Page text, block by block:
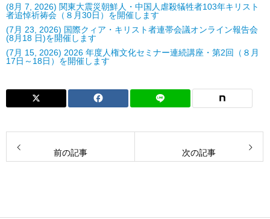
(8月 7, 2026) 関東大震災朝鮮人・中国人虐殺犠牲者103年キリスト
者追悼祈祷会（８月30日）を開催します
(7月 23, 2026) 国際クィア・キリスト者連帯会議オンライン報告会
(8月18 日)を開催します
(7月 15, 2026) 2026 年度人権文化セミナー連続講座・第2回（８月
17日～18日）を開催します
前の記事 次の記事